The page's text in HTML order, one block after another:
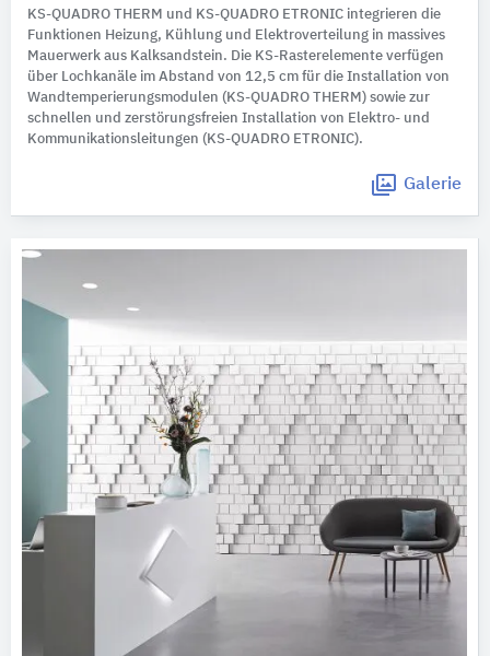
KS-QUADRO THERM und KS-QUADRO ETRONIC integrieren die
Funktionen Heizung, Kühlung und Elektroverteilung in massives
Mauerwerk aus Kalksandstein. Die KS-Rasterelemente verfügen
über Lochkanäle im Abstand von 12,5 cm für die Installation von
Wandtemperierungsmodulen (KS-QUADRO THERM) sowie zur
schnellen und zerstörungsfreien Installation von Elektro- und
Kommunikationsleitungen (KS-QUADRO ETRONIC).
Galerie